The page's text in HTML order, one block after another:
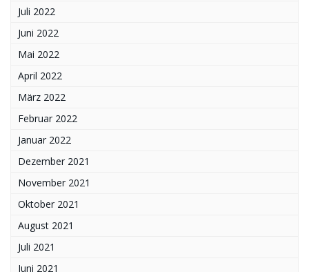
Juli 2022
Juni 2022
Mai 2022
April 2022
März 2022
Februar 2022
Januar 2022
Dezember 2021
November 2021
Oktober 2021
August 2021
Juli 2021
Juni 2021